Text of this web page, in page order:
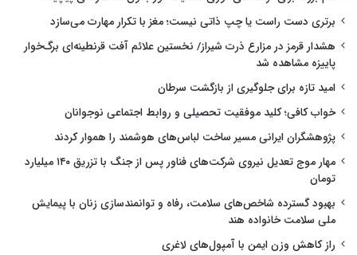
برتری دست راست یا چپ ذاتی نیست؛ مغز با تکرار مهارت می‌سازد
هشدار قرمز در مزارع ذرت شیراز/ نخستین علائم آفت قرنطینه‌ای برگ‌خوار
پاییزه مشاهده شد
امید تازه برای جلوگیری از بازگشت سرطان
خواب کافی؛ کلید موفقیت تحصیلی و روابط اجتماعی نوجوانان
پژوهشگران ایرانی مسیر ساخت لباس‌های هوشمند را هموار کردند
مهار موج تعدیل نیروی شرکت‌های فناور پس از جنگ با تزریق ۱۴۰ میلیارد
تومان
بهبود گسترده شاخص‌های سلامت، رفاه و توانمندسازی زنان با پیمایش
ملی سلامت خانواده هند
راز کاهش وزن ایمن با آمپول‌های لاغری